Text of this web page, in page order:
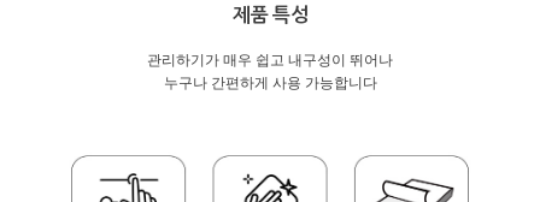
제품 특성
관리하기가 매우 쉽고 내구성이 뛰어나
누구나 간편하게 사용 가능합니다